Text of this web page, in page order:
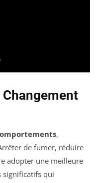
Changement
,
de fumer, réduire
adopter une meilleure
significatifs qui